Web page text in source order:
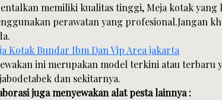
memiliki kualitas tinggi, Meja kotak
perawatan yang profesional.Jangan
Kotak Bundar Ibm Dan Vip Area jakarta
ini merupakan model terkini atau terbaru
dan sekitarnya.
juga menyewakan alat pesta lainnya :